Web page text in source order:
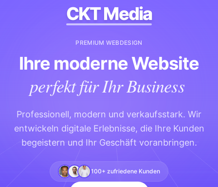
CKT Media
PREMIUM WEBDESIGN
Ihre moderne Website
perfekt für Ihr Business
Professionell, modern und verkaufsstark. Wir
entwickeln digitale Erlebnisse, die Ihre Kunden
begeistern und Ihr Geschäft voranbringen.
100+ zufriedene Kunden